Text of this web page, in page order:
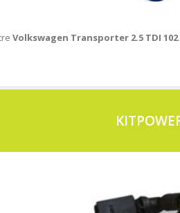
Volkswagen Transporter 2.5 TDI 102